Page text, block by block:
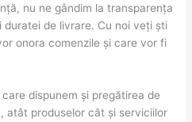
nu ne gândim la transparența
de livrare. Cu noi veți ști
onora comenzile și care vor fi
dispunem și pregătirea de
atât produselor cât și serviciilor